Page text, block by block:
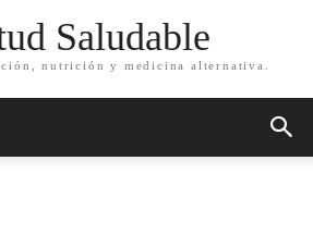
Saludable
nutrición y medicina alternativa.